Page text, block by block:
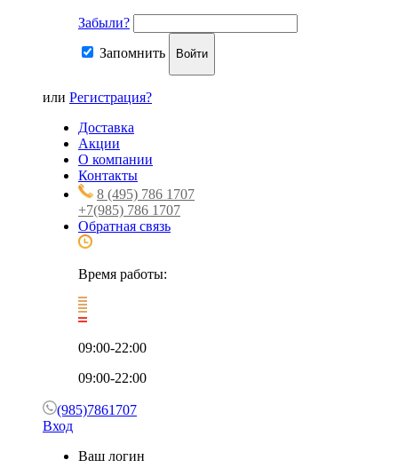
Забыли?
Запомнить Войти
или Регистрация?
Доставка
Акции
О компании
Контакты
8 (495) 786 1707
+7(985) 786 1707
Обратная связь
Время работы:
09:00-22:00
09:00-22:00
(985)7861707
Вход
Ваш логин